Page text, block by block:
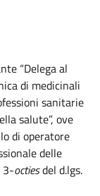
“Delega al
di medicinali
sanitarie
salute”, ove
di operatore
delle
3-octiesdel d.lgs.